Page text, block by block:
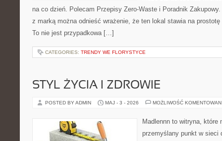
na co dzień. Polecam Przepisy Zero-Waste i Poradnik
z marką można odnieść wrażenie, że ten lokal stawia na prostotę
To nie jest przypadkowa […]
CATEGORIES: TRENDY WE FLORYSTYCE
STYL ŻYCIA I ZDROWIE
POSTED BY ADMIN MAJ - 3 - 2026 MOŻLIWOŚĆ
Madlennn to witryna, które
przemyślany punkt w sieci